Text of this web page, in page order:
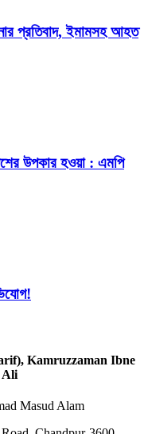
প্রতিবাদ, ইমামসহ আহত
উপকার হওয়া : এমপি
Kamruzzaman Ibne
Ali
Masud Alam